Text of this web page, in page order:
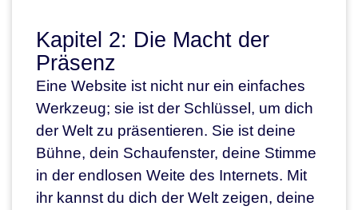
Kapitel 2: Die Macht der
Präsenz
Eine Website ist nicht nur ein einfaches
Werkzeug; sie ist der Schlüssel, um dich
der Welt zu präsentieren. Sie ist deine
Bühne, dein Schaufenster, deine Stimme
in der endlosen Weite des Internets. Mit
ihr kannst du dich der Welt zeigen, deine